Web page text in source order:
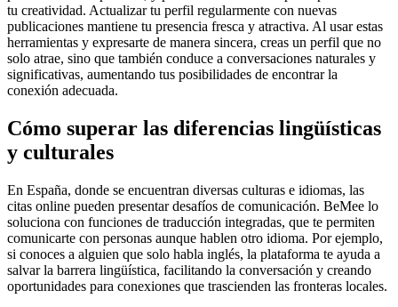
tu creatividad. Actualizar tu perfil regularmente con nuevas
publicaciones mantiene tu presencia fresca y atractiva. Al usar estas
herramientas y expresarte de manera sincera, creas un perfil que no
solo atrae, sino que también conduce a conversaciones naturales y
significativas, aumentando tus posibilidades de encontrar la
conexión adecuada.
Cómo superar las diferencias lingüísticas
y culturales
En España, donde se encuentran diversas culturas e idiomas, las
citas online pueden presentar desafíos de comunicación. BeMee lo
soluciona con funciones de traducción integradas, que te permiten
comunicarte con personas aunque hablen otro idioma. Por ejemplo,
si conoces a alguien que solo habla inglés, la plataforma te ayuda a
salvar la barrera lingüística, facilitando la conversación y creando
oportunidades para conexiones que trascienden las fronteras locales.